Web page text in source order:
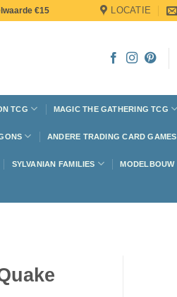
€15 LOCATIE
TCG MAGIC THE GATHERING TCG
ANDERE TRADING CARD GAMES
SYLVANIAN FAMILIES MODELBOUW